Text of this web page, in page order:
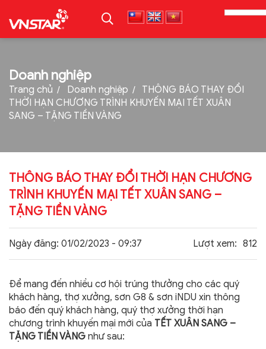
TRANG CHỦ
GIỚI THIỆU
SẢN PHẨM
THƯ VIỆN
LIÊN HỆ
TẢI PROFILE
Trang chủ Doanh nghiệp
THÔNG BÁO THAY ĐỔI
THỜI HẠN CHƯƠNG TRÌNH KHUYẾN MẠI TẾT XUÂN
SANG – TẶNG TIỀN VÀNG
Doanh nghiệp
THÔNG BÁO THAY ĐỔI THỜI HẠN CHƯƠNG
TRÌNH KHUYẾN MẠI TẾT XUÂN SANG –
TẶNG TIỀN VÀNG
Ngày đăng: 01/02/2023 - 09:37 Lượt xem: 812
Để mang đến nhiều cơ hội trúng thưởng cho các quý
khách hàng, thợ xưởng, sơn G8 & sơn iNDU xin thông
báo đến quý khách hàng, quý thợ xưởng thời hạn
chương trình khuyến mại mới của TẾT XUÂN SANG –
TẶNG TIỀN VÀNG như sau: